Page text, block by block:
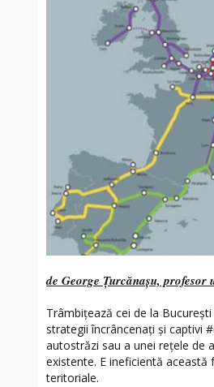
de George Țurcănașu, profesor
Trâmbiţează cei de la
strategii încrâncenaţi şi captivi
autostrăzi sau a unei reţele de
existente. E ineficientă
teritoriale.